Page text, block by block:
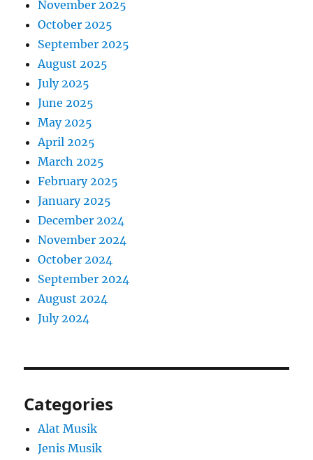
November 2025
October 2025
September 2025
August 2025
July 2025
June 2025
May 2025
April 2025
March 2025
February 2025
January 2025
December 2024
November 2024
October 2024
September 2024
August 2024
July 2024
Categories
Alat Musik
Jenis Musik